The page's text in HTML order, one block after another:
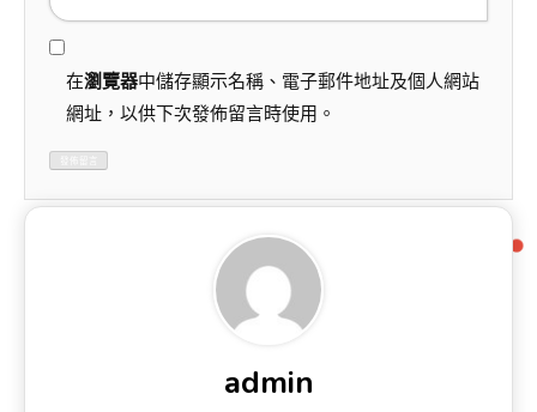
在瀏覽器中儲存顯示名稱、電子郵件地址及個人網站
網址，以供下次發佈留言時使用。
admin